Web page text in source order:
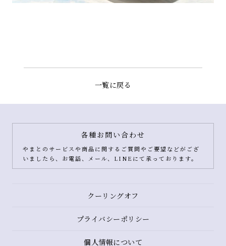
一覧に戻る
各種お問い合わせ
やまとのサービスや商品に関するご質問やご要望などがござ
いましたら、お電話、メール、LINEにて承っております。
クーリングオフ
プライバシーポリシー
個人情報について